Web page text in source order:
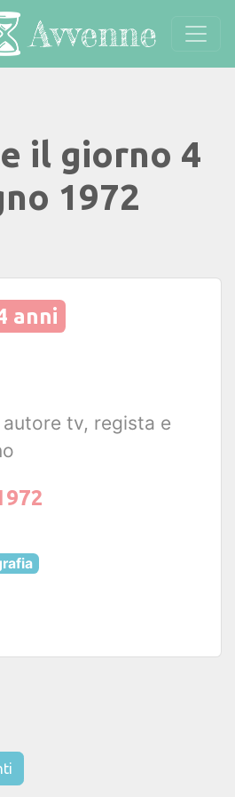
il giorno 4
1972
anni
tv, regista e